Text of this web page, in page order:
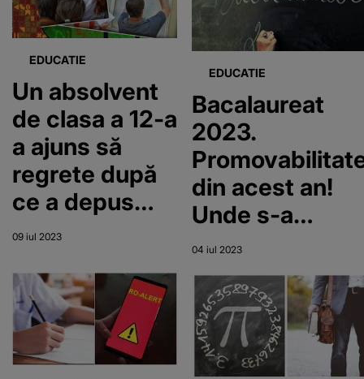
EDUCATIE
Un absolvent
de clasa a 12-a
a ajuns să
regrete după
ce a depus
contestație la
obținuse inițial
media 9,91
09 iul 2023
EDUCATIE
Bacalaureat
2023.
din acest an!
Unde s-a
înregistrat 0%
rată de
promovare?
04 iul 2023